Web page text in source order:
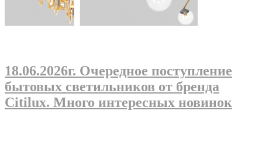
18.06.2026г. Очередное поступление
бытовых светильников от бренда
Citilux. Много интересных новинок